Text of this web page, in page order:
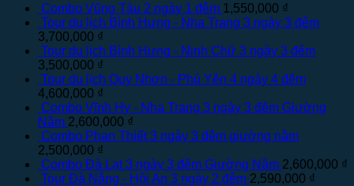
Combo Vũng Tàu 2 ngày 1 đêm 1,550,000 ₫
Tour du lịch Bình Hưng - Nha Trang 3 ngày 3 đêm
3,700,000 ₫
Tour du lịch Bình Hưng - Ninh Chữ 3 ngày 3 đêm
3,500,000 ₫
Tour du lịch Quy Nhơn - Phú Yên 4 ngày 4 đêm
4,600,000 ₫
Combo Vĩnh Hy - Nha Trang 3 ngày 3 đêm Giường
Nằm 2,600,000 ₫
Combo Phan Thiết 3 ngày 3 đêm giường nằm
2,500,000 ₫
Combo Đà Lạt 3 ngày 3 đêm Giường Nằm 2,600,000 ₫
Tour Đà Nẵng - Hội An 3 ngày 2 đêm 2,590,000 ₫